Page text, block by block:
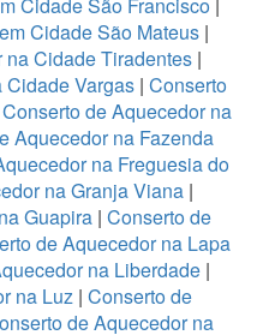
Cidade São Mateus |
Cidade Tiradentes|
Cidade Vargas | Conserto
Conserto de Aquecedor na
Aquecedor na Fazenda
na Freguesia do
na Granja Viana|
Guapira| Conserto de
de Aquecedor na Lapa
na Liberdade |
na Luz | Conserto de
de Aquecedor na